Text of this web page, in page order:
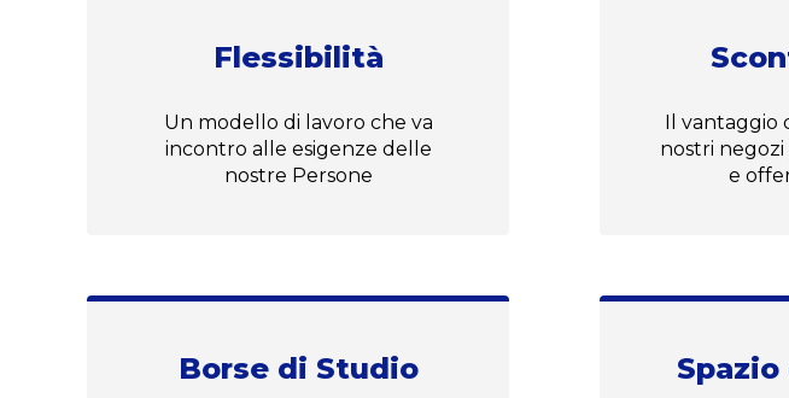
Flessibilità
Un modello di lavoro che va
incontro alle esigenze delle
nostre Persone
Il vantaggio
nostri
e
Borse di Studio